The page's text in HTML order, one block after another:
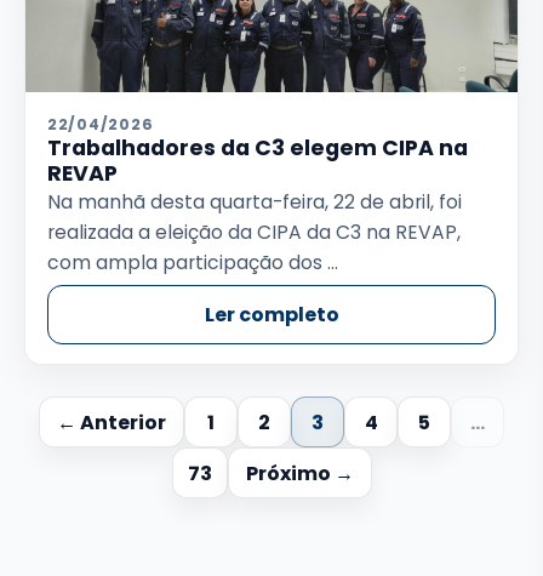
22/04/2026
Trabalhadores da C3 elegem CIPA na
REVAP
Na manhã desta quarta-feira, 22 de abril, foi
realizada a eleição da CIPA da C3 na REVAP,
com ampla participação dos ...
Ler completo
← Anterior 1 2 3 4 5
…
73
Próximo →